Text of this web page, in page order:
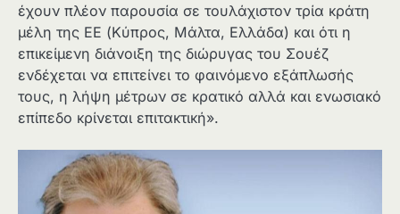
έχουν πλέον παρουσία σε τουλάχιστον τρία κράτη
μέλη της ΕΕ (Κύπρος, Μάλτα, Ελλάδα) και ότι η
επικείμενη διάνοιξη της διώρυγας του Σουέζ
ενδέχεται να επιτείνει το φαινόμενο εξάπλωσής
τους, η λήψη μέτρων σε κρατικό αλλά και ενωσιακό
επίπεδο κρίνεται επιτακτική».